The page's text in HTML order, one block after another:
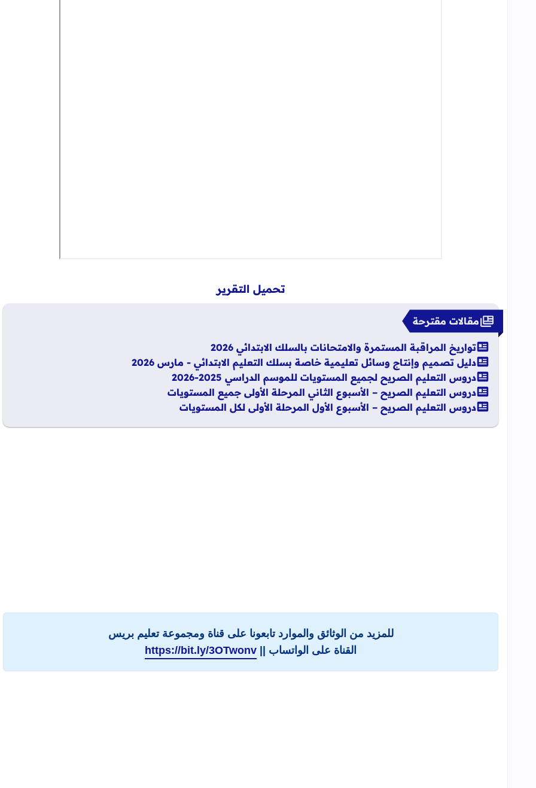
تحميل التقرير
مقالات مقترحة
تواريخ المراقبة المستمرة والامتحانات بالسلك الابتدائي 2026
دليل تصميم وإنتاج وسائل تعليمية خاصة بسلك التعليم الابتدائي - مارس 2026
دروس التعليم الصريح لجميع المستويات للموسم الدراسي 2025-2026
دروس التعليم الصريح – الأسبوع الثاني المرحلة الأولى جميع المستويات
دروس التعليم الصريح – الأسبوع الأول المرحلة الأولى لكل المستويات
للمزيد من الوثائق والموارد تابعونا على قناة ومجموعة تعليم بريس
القناة على الواتساب || https://bit.ly/3OTwonv